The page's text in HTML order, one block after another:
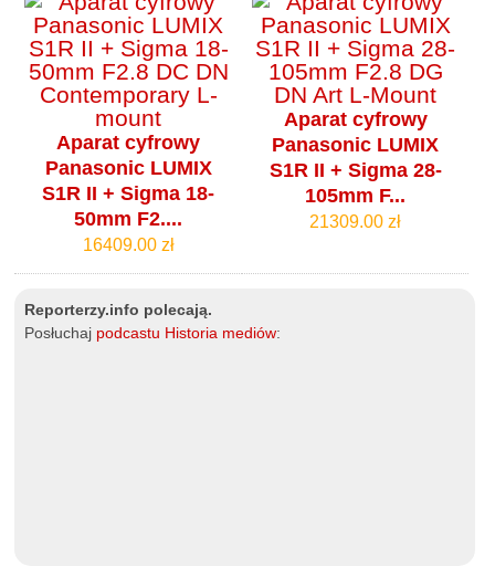
Aparat cyfrowy
Panasonic LUMIX
S1R II + Sigma 18-
50mm F2....
16409.00 zł
Aparat cyfrowy
Panasonic LUMIX
S1R II + Sigma 28-
105mm F...
21309.00 zł
Reporterzy.info polecają.
Posłuchaj podcastu Historia mediów: